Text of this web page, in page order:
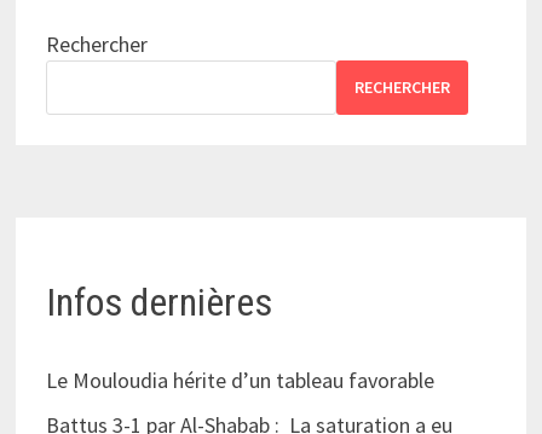
Rechercher
RECHERCHER
Infos dernières
Le Mouloudia hérite d’un tableau favorable
Battus 3-1 par Al-Shabab : La saturation a eu